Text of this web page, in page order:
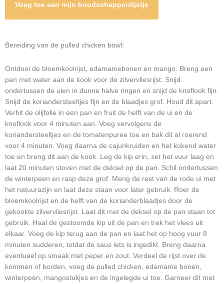
Voeg toe aan mijn boodschappenlijstje
Bereiding van de pulled chicken bowl:
Ontdooi de bloemkoolrijst, edamamebonen en mango. Breng een
pan met water aan de kook voor de zilvervliesrijst. Snijd
ondertussen de uien in dunne halve ringen en snijd de knoflook fijn.
Snijd de koriandersteeltjes fijn en de blaadjes grof. Houd dit apart.
Verhit de olijfolie in een pan en fruit de helft van de ui en de
knoflook voor 4 minuten aan. Voeg vervolgens de
koriandersteeltjes en de tomatenpuree toe en bak dit al roerend
voor 4 minuten. Voeg daarna de cajunkruiden en het kokend water
toe en breng dit aan de kook. Leg de kip erin, zet het vuur laag en
laat 20 minuten stoven met de deksel op de pan. Schil ondertussen
de winterpeen en rasp deze grof. Meng de rest van de rode ui met
het natuurazijn en laat deze staan voor later gebruik. Roer de
bloemkoolrijst en de helft van de korianderblaadjes door de
gekookte zilvervliesrijst. Laat dit met de deksel op de pan staan tot
gebruik. Haal de gestoomde kip uit de pan en trek het vlees uit
elkaar. Voeg de kip terug aan de pan en laat het op hoog vuur 8
minuten sudderen, totdat de saus iets is ingedikt. Breng daarna
eventueel op smaak met peper en zout. Verdeel de rijst over de
kommen of borden, voeg de pulled chicken, edamame bonen,
winterpeen, mangostukjes en de ingelegde ui toe. Garneer dit met